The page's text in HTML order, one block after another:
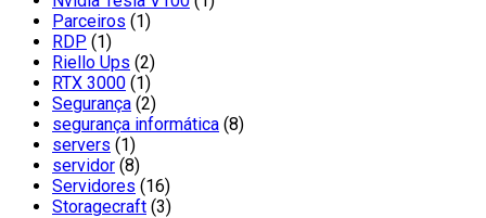
Parceiros (1)
RDP (1)
Riello Ups (2)
RTX 3000 (1)
Segurança (2)
segurança informática (8)
servers (1)
servidor (8)
Servidores (16)
Storagecraft (3)